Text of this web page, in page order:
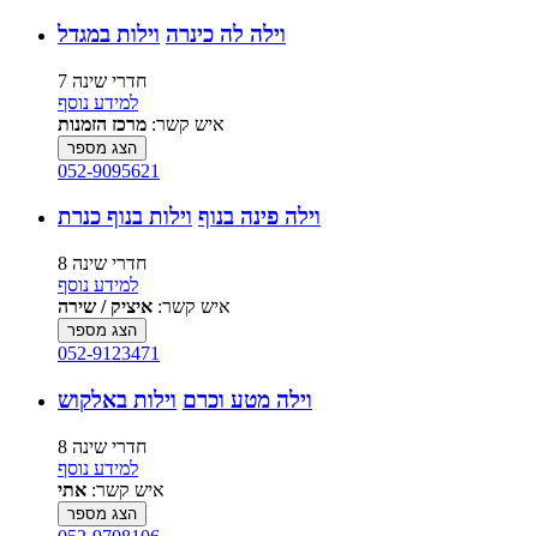
וילה לה כינרה וילות במגדל
7 חדרי שינה
למידע נוסף
איש קשר: מרכז הזמנות
הצג מספר
052-9095621
וילה פינה בנוף וילות בנוף כנרת
8 חדרי שינה
למידע נוסף
איש קשר: איציק / שירה
הצג מספר
052-9123471
וילה מטע וכרם וילות באלקוש
8 חדרי שינה
למידע נוסף
איש קשר: אתי
הצג מספר